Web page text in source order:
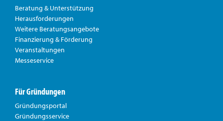
Beratung & Unterstützung
Herausforderungen
Weitere Beratungsangebote
Finanzierung & Förderung
Veranstaltungen
Messeservice
Für Gründungen
Gründungsportal
Gründungsservice